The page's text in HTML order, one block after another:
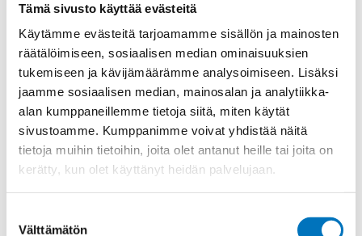
Tämä sivusto käyttää evästeitä
Käytämme evästeitä tarjoamamme sisällön ja mainosten
räätälöimiseen, sosiaalisen median ominaisuuksien
tukemiseen ja kävijämäärämme analysoimiseen. Lisäksi
jaamme sosiaalisen median, mainosalan ja analytiikka-
alan kumppaneillemme tietoja siitä, miten käytät
sivustoamme. Kumppanimme voivat yhdistää näitä
tietoja muihin tietoihin, joita olet antanut heille tai joita on
kerätty, kun olet käyttänyt heidän palvelujaan.
valinta
Välttämätön
Toimitusaika: 1–7 päivää
6,92€/ m(alv 0)
Ohjauskaapeli
ÖPVC-
JB
5G2,5
määrä
Lisää ostoskoriin